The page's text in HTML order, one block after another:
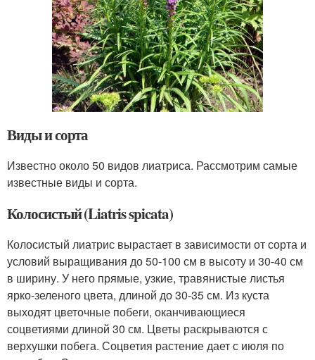
Виды и сорта
Известно около 50 видов лиатриса. Рассмотрим самые
известные виды и сорта.
Колосистый (Liatris spicata)
Колосистый лиатрис вырастает в зависимости от сорта и
условий выращивания до 50-100 см в высоту и 30-40 см
в ширину. У него прямые, узкие, травянистые листья
ярко-зеленого цвета, длиной до 30-35 см. Из куста
выходят цветочные побеги, оканчивающиеся
соцветиями длиной 30 см. Цветы раскрываются с
верхушки побега. Соцветия растение дает с июля по